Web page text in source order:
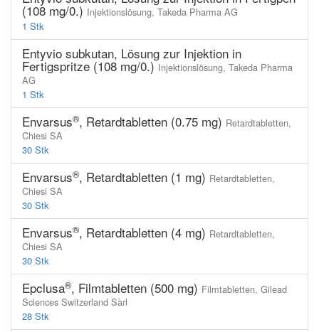
(108 mg/0.) Injektionslösung, Takeda Pharma AG
1 Stk
Entyvio subkutan, Lösung zur Injektion in
Fertigspritze (108 mg/0.)Injektionslösung, Takeda Pharma
AG
1 Stk
Envarsus®, Retardtabletten (0.75 mg) Retardtabletten,
Chiesi SA
30 Stk
Envarsus®, Retardtabletten (1 mg) Retardtabletten,
Chiesi SA
30 Stk
Envarsus®, Retardtabletten (4 mg) Retardtabletten,
Chiesi SA
30 Stk
Epclusa®, Filmtabletten (500 mg) Filmtabletten, Gilead
Sciences Switzerland Sàrl
28 Stk